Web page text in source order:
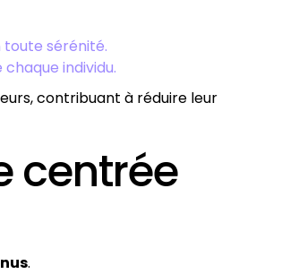
toute sérénité.
individu.
contribuant à réduire leur
centrée
.